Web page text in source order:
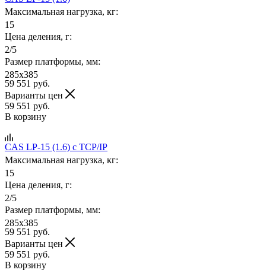
Максимальная нагрузка, кг:
15
Цена деления, г:
2/5
Размер платформы, мм:
285x385
59 551 руб.
Варианты цен
59 551 руб.
В корзину
CAS LP-15 (1.6) c TCP/IP
Максимальная нагрузка, кг:
15
Цена деления, г:
2/5
Размер платформы, мм:
285x385
59 551 руб.
Варианты цен
59 551 руб.
В корзину